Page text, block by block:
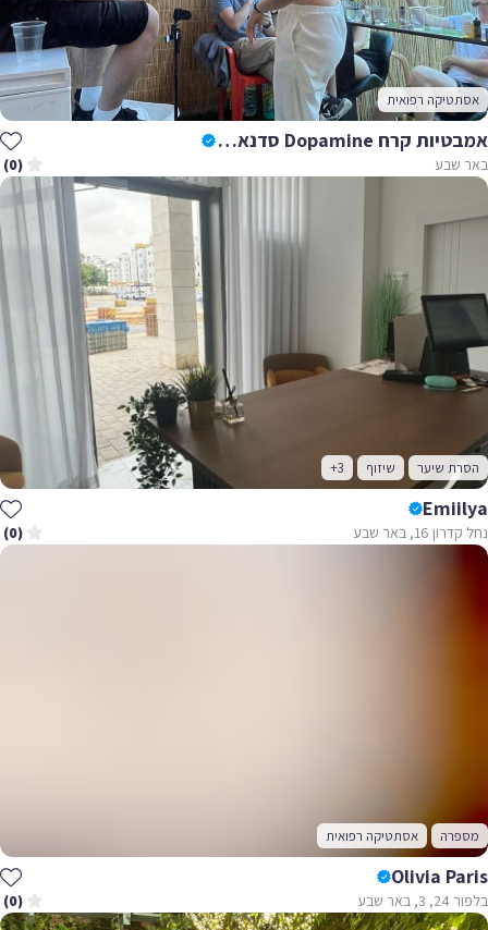
אסתטיקה רפואית
אמבטיות קרח Dopamine סדנאות נשימה
באר שבע (0)
הסרת שיער שיזוף +3
Emiilya
נחל קדרון 16, באר שבע (0)
מספרה אסתטיקה רפואית
Olivia Paris
בלפור 24, 3, באר שבע (0)